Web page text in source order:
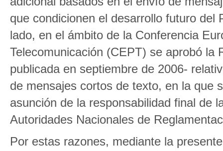
que condicionen el desarrollo futuro
lado, en el ámbito de la Conferencia
Telecomunicación (CEPT) se aprobó la
publicada en septiembre de 2006-
de mensajes cortos de texto, en la que
asunción de la responsabilidad final de
Autoridades Nacionales de
Por estas razones, mediante la